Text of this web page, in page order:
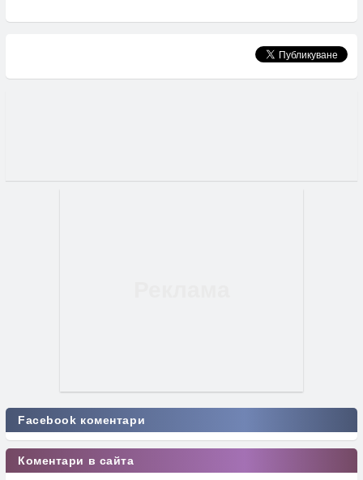
Facebook коментари
Коментари в сайта